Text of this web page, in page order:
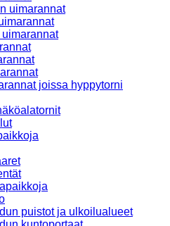
uimarannat
joissa hyppytorni
puistot ja ulkoilualueet